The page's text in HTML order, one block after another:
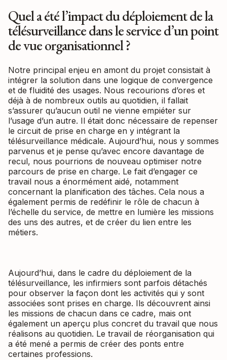
Quel a été l’impact du déploiement de la
télésurveillance dans le service d’un point
de vue organisationnel ?
Notre principal enjeu en amont du projet consistait à
intégrer la solution dans une logique de convergence
et de fluidité des usages. Nous recourions d’ores et
déjà à de nombreux outils au quotidien, il fallait
s’assurer qu’aucun outil ne vienne empiéter sur
l’usage d’un autre. Il était donc nécessaire de repenser
le circuit de prise en charge en y intégrant la
télésurveillance médicale. Aujourd’hui, nous y sommes
parvenus et je pense qu’avec encore davantage de
recul, nous pourrions de nouveau optimiser notre
parcours de prise en charge. Le fait d’engager ce
travail nous a énormément aidé, notamment
concernant la planification des tâches. Cela nous a
également permis de redéfinir le rôle de chacun à
l’échelle du service, de mettre en lumière les missions
des uns des autres, et de créer du lien entre les
métiers.
Aujourd’hui, dans le cadre du déploiement de la
télésurveillance, les infirmiers sont parfois détachés
pour observer la façon dont les activités qui y sont
associées sont prises en charge. Ils découvrent ainsi
les missions de chacun dans ce cadre, mais ont
également un aperçu plus concret du travail que nous
réalisons au quotidien. Le travail de réorganisation qui
a été mené a permis de créer des ponts entre
certaines professions.